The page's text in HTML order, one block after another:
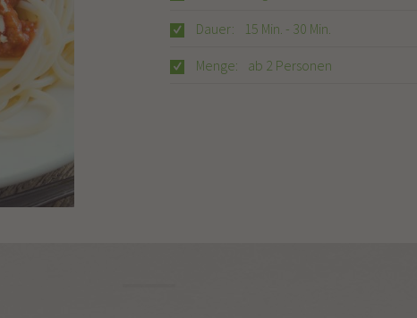
Dauer: 15 Min. - 30 Min.
Menge: ab 2 Personen